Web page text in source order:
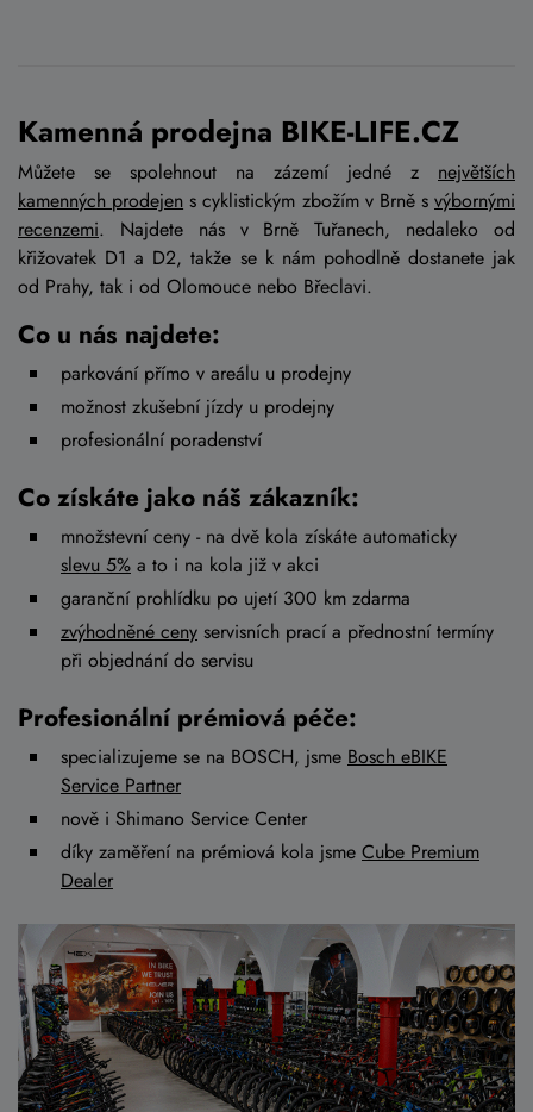
Kamenná prodejna BIKE-LIFE.CZ
Můžete se spolehnout na zázemí jedné z největších
kamenných prodejen s cyklistickým zbožím v Brně s výbornými
recenzemi. Najdete nás v Brně Tuřanech, nedaleko od
křižovatek D1 a D2, takže se k nám pohodlně dostanete jak
od Prahy, tak i od Olomouce nebo Břeclavi.
Co u nás najdete:
parkování přímo v areálu u prodejny
možnost zkušební jízdy u prodejny
profesionální poradenství
Co získáte jako náš zákazník:
množstevní ceny - na dvě kola získáte automaticky
slevu 5% a to i na kola již v akci
garanční prohlídku po ujetí 300 km zdarma
zvýhodněné ceny servisních prací a přednostní termíny
při objednání do servisu
Profesionální prémiová péče:
specializujeme se na BOSCH, jsme Bosch eBIKE
Service Partner
nově i Shimano Service Center
díky zaměření na prémiová kola jsme Cube Premium
Dealer